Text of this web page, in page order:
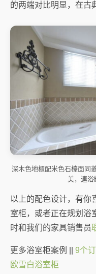
的两端对比明显，在古
深木色地櫃配米色石檯面同
美，連浴
以上的配色设计，有你
室柜，或者正在规划浴
时和我们的家具销售员
更多浴室柜案例 || 9个
欧雪白浴室柜